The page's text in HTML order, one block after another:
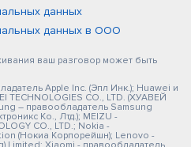
данных
данных в ООО
ваш разговор может быть
Apple Inc. (Эпл Инк.); Huawei и
TECHNOLOGIES CO., LTD. (ХУАВЕЙ
– правообладатель Samsung
Ко., Лтд.); MEIZU -
CO., LTD.; Nokia -
(Нокиа Корпорейшн); Lenovo -